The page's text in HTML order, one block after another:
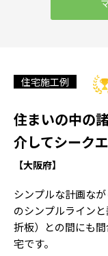
住宅施工例
住まいの中の
介してシーク
【大阪府】
シンプルな計画な
のシンプルライン
折板）との間にも
宅です。